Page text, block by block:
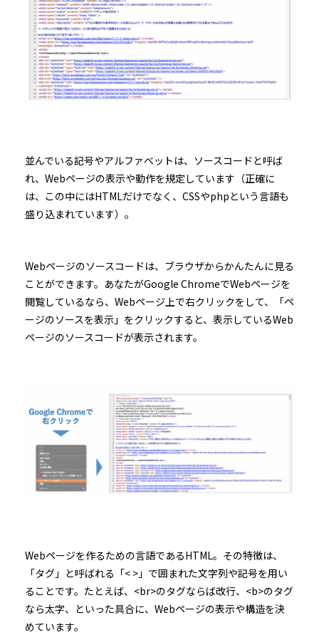
並んでいる記号やアルファベットは、ソースコードと呼ば
れ、Webページの表示や動作を規定しています（正確に
は、この中にはHTMLだけでなく、CSSやphpという言語も
盛り込まれています）。
Webページのソースコードは、ブラウザからかんたんに見る
ことができます。あなたがGoogle ChromeでWebページを
閲覧しているなら、Webページ上で右クリックをして、「ペ
ージのソースを表示」をクリックすると、表示しているWeb
ページのソースコードが表示されます。
Webページを作るための言語であるHTML。その特徴は、
「タグ」と呼ばれる「< >」で囲まれた文字列や記号を用い
ることです。たとえば、<br>のタグならば改行、<b>のタグ
なら太字、といった具合に、Webページの表示や構造を決
めています。